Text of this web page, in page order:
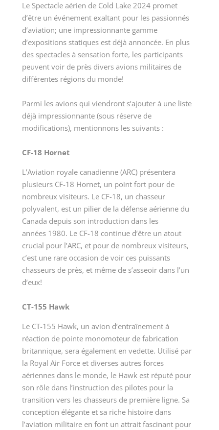
Le Spectacle aérien de Cold Lake 2024 promet
d’être un événement exaltant pour les passionnés
d’aviation; une impressionnante gamme
d’expositions statiques est déjà annoncée. En plus
des spectacles à sensation forte, les participants
peuvent voir de près divers avions militaires de
différentes régions du monde!
Parmi les avions qui viendront s’ajouter à une liste
déjà impressionnante (sous réserve de
modifications), mentionnons les suivants :
CF-18 Hornet
L’Aviation royale canadienne (ARC) présentera
plusieurs CF-18 Hornet, un point fort pour de
nombreux visiteurs. Le CF-18, un chasseur
polyvalent, est un pilier de la défense aérienne du
Canada depuis son introduction dans les
années 1980. Le CF-18 continue d’être un atout
crucial pour l’ARC, et pour de nombreux visiteurs,
c’est une rare occasion de voir ces puissants
chasseurs de près, et même de s’asseoir dans l’un
d’eux!
CT-155 Hawk
Le CT-155 Hawk, un avion d’entraînement à
réaction de pointe monomoteur de fabrication
britannique, sera également en vedette. Utilisé par
la Royal Air Force et diverses autres forces
aériennes dans le monde, le Hawk est réputé pour
son rôle dans l’instruction des pilotes pour la
transition vers les chasseurs de première ligne. Sa
conception élégante et sa riche histoire dans
l’aviation militaire en font un attrait fascinant pour